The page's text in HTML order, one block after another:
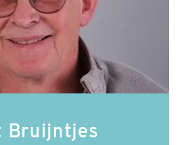
Bruijntjes